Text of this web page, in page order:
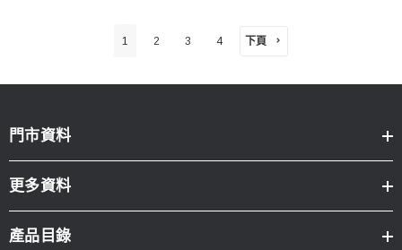
1 2 3 4 下頁
門市資料
更多資料
產品目錄